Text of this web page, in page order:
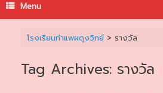
Menu
โรงเรียนท่าแพผดุงวิทย์> รางวัล
Tag Archives: รางวัล